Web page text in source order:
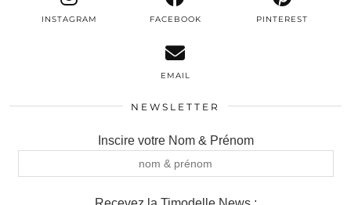
INSTAGRAM FACEBOOK PINTEREST
EMAIL
NEWSLETTER
Inscire votre Nom & Prénom